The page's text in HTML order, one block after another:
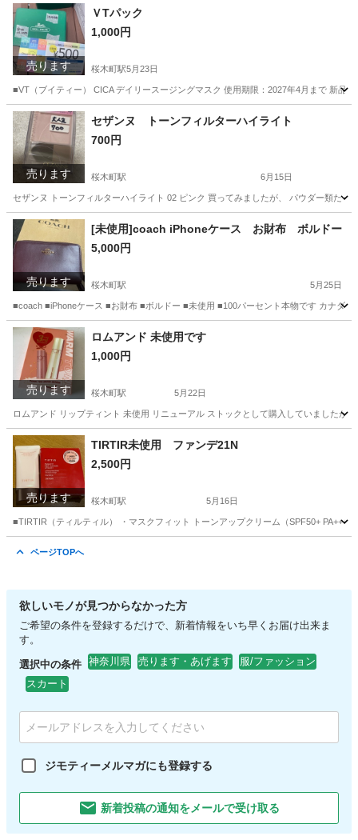
神奈川 横浜市 桜木町駅
売ります
ＶTパック
1,000円
桜木町駅5月23日
■VT（ブイティー） CICA デイリースージングマスク 使用期限：2027年4月まで 新品
神奈川 横浜市 桜木町駅 クーポン
売ります
セザンヌ トーンフィルターハイライト
700円
桜木町駅 6月15日
セザンヌ トーンフィルターハイライト 02 ピンク 買ってみましたが、 パウダー類た
神奈川 横浜市 桜木町駅 メイクアップ
売ります
[未使用]coach iPhoneケース お財布 ボルドー
5,000円
桜木町駅 5月25日
■coach ■iPhoneケース ■お財布 ■ボルドー ■未使用 ■100パーセント本物です カナダ
神奈川 横浜市 桜木町駅 小物 coach
売ります
ロムアンド 未使用です
1,000円
桜木町駅 5月22日
ロムアンド リップティント 未使用 リニューアル ストックとして購入していました
神奈川 横浜市 桜木町駅 ロムアンド
売ります
TIRTIR未使用 ファンデ21N
2,500円
桜木町駅 5月16日
■TIRTIR（ティルティル） ・マスクフィット トーンアップクリーム（SPF50+
ページTOPへ
欲しいモノが見つからなかった方
ご希望の条件を登録するだけで、新着情報をいち早くお届け出来ま
す。
選択中の条件 神奈川県 売ります・あげます
服/ファッション
スカート
ジモティーメルマガにも登録する
新着投稿の通知をメールで受け取る